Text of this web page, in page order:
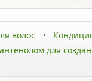
волос
для